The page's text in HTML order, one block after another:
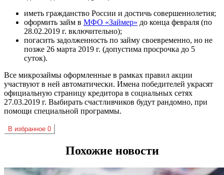
иметь гражданство России и достичь совершеннолетия;
оформить займ в МФО «Займер» до конца февраля (по
28.02.2019 г. включительно);
погасить задолженность по займу своевременно, но не
позже 26 марта 2019 г. (допустима просрочка до 5
суток).
Все микрозаймы оформленные в рамках правил акции
участвуют в ней автоматически. Имена победителей украсят
официальную страницу кредитора в социальных сетях
27.03.2019 г. Выбирать счастливчиков будут рандомно, при
помощи специальной программы.
В избранное 0
Похожие новости